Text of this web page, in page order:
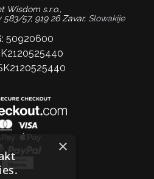
Wisdom s.r.o.,
57, 919 26 Zavar, Slowakije
50920600
×